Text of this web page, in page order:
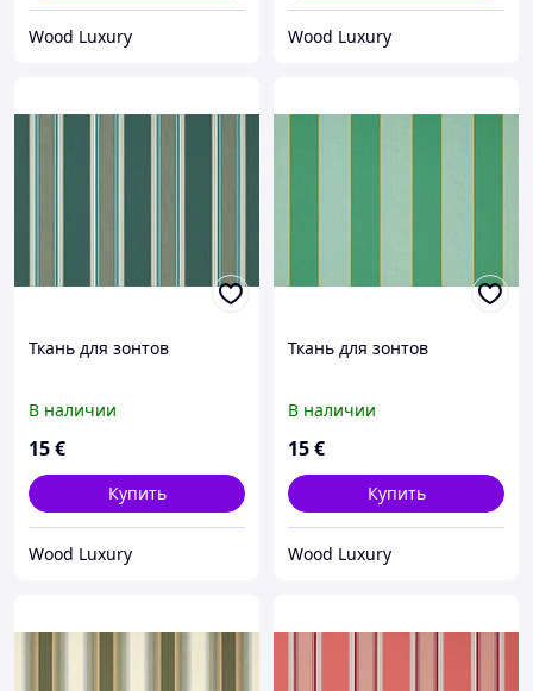
Wood Luxury Wood Luxury
Ткань для зонтов
В наличии
15€
Купить
Wood Luxury
Ткань для зонтов
В наличии
15€
Купить
Wood Luxury